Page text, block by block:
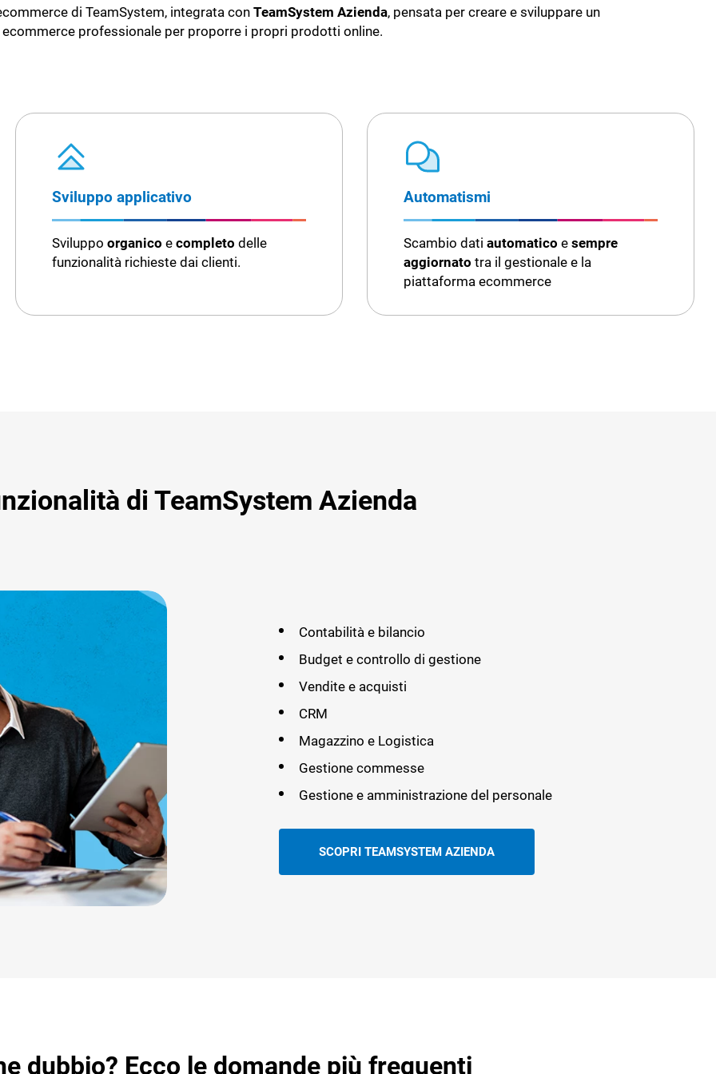
di TeamSystem, integrata conTeamSystem Azienda, pensata per creare e sviluppare un
professionale per proporre i propri prodotti online.
Sviluppo applicativo
Sviluppo organico e completo delle
funzionalità richieste dai clienti.
Automatismi
Scambio dati automatico e sempre
aggiornato tra il gestionale e la
piattaforma ecommerce
di TeamSystem Azienda
Contabilità e bilancio
Budget e controllo di gestione
Vendite e acquisti
CRM
Magazzino e Logistica
Gestione commesse
Gestione e amministrazione del personale
SCOPRI TEAMSYSTEM AZIENDA
dubbio? Ecco le domande più frequenti